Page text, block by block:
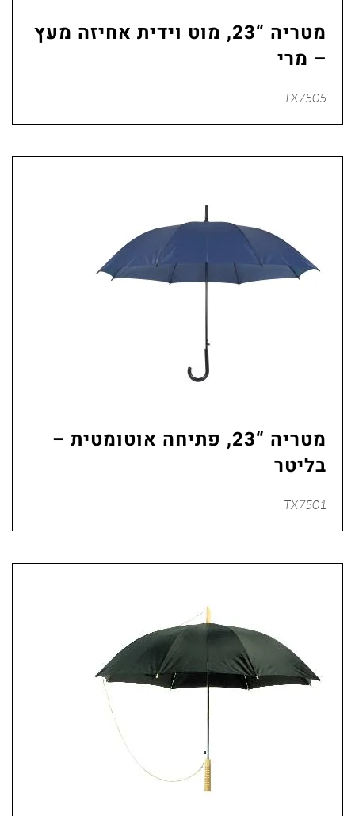
מטריה “23, מוט וידית אחיזה מעץ
– מרי
TX7505
מטריה “23, פתיחה אוטומטית –
בליטר
TX7501